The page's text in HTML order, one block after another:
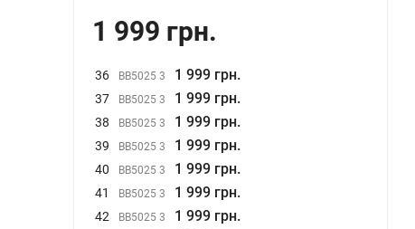
1 999 грн.
36 BB5025 3 1 999 грн.
37 BB5025 3 1 999 грн.
38 BB5025 3 1 999 грн.
39 BB5025 3 1 999 грн.
40 BB5025 3 1 999 грн.
41 BB5025 3 1 999 грн.
42 BB5025 3 1 999 грн.